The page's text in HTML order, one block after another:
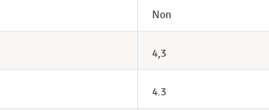
Non
4,3
4.3